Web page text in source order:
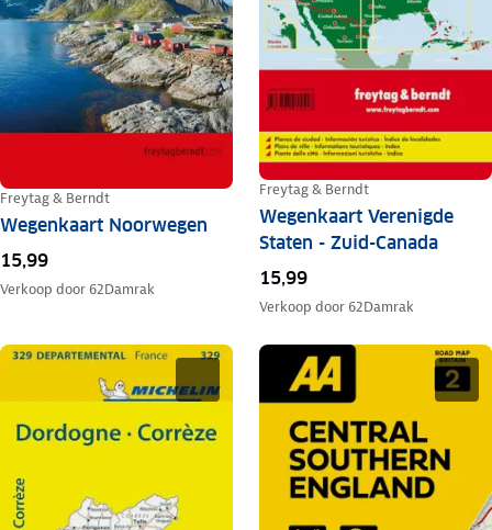
Freytag & Berndt
Wegenkaart Noorwegen
15,99
Verkoop door 62Damrak
Freytag & Berndt
Wegenkaart Verenigde
Staten - Zuid-Canada
15,99
Verkoop door 62Damrak